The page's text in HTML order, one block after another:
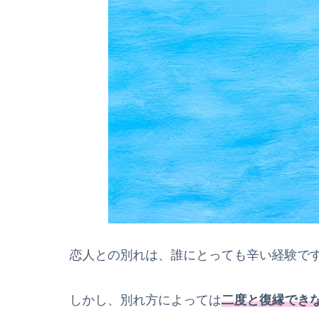
恋人との別れは、誰にとっても辛い経験です
しかし、別れ方によっては二度と復縁でき